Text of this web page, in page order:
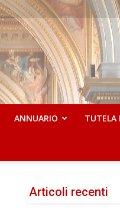
ANNUARIO TUTELA
Articoli recenti